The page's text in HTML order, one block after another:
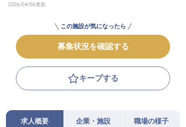
この施設が気になったら
募集状況を確認する
キープする
求人概要 企業・施設 職場の様子